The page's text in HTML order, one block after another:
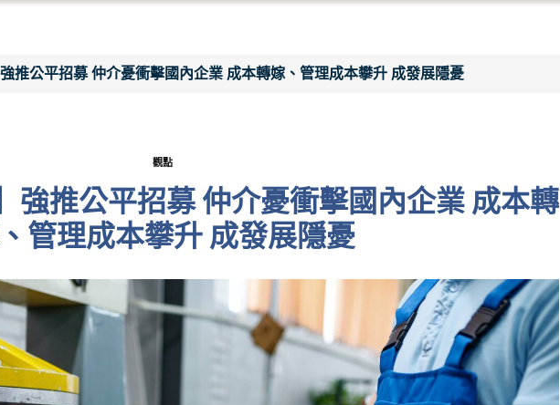
推公平招募 仲介憂衝擊國內企業 成本轉嫁、管理成本攀升 成發展隱憂
觀點
強推公平招募 仲介憂衝擊國內企業 成本轉
管理成本攀升 成發展隱憂